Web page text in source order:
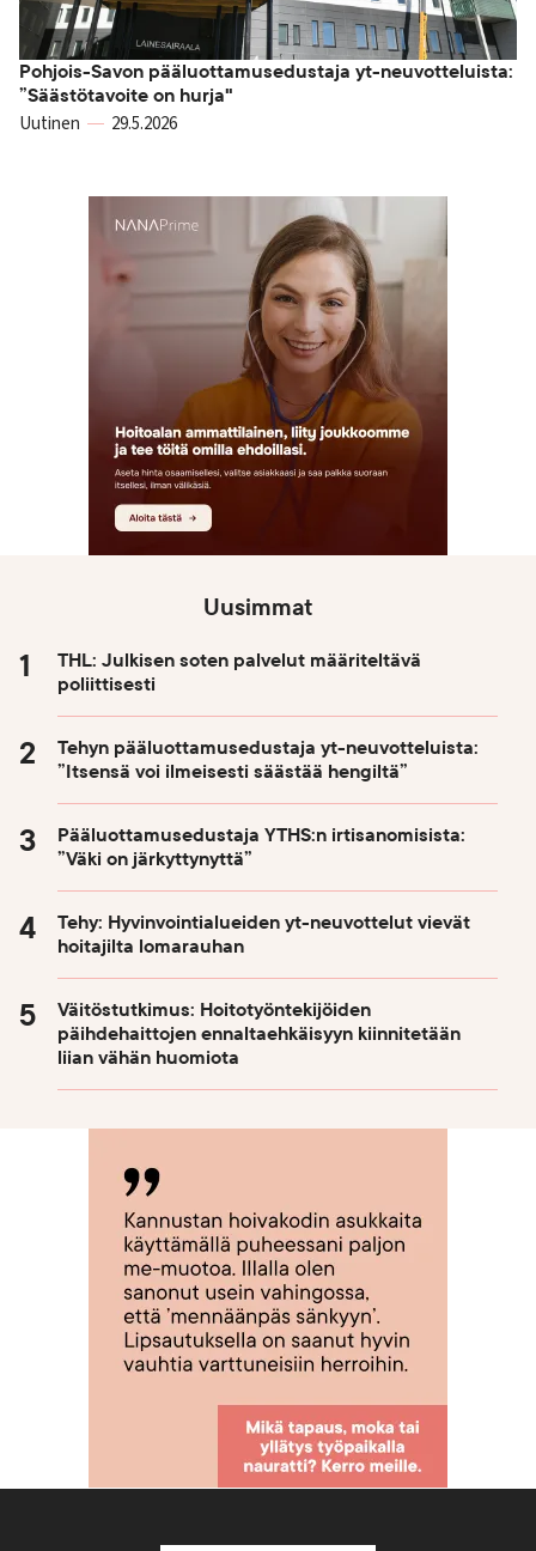
Pohjois-Savon pääluottamusedustaja yt-neuvotteluista:
”Säästötavoite on hurja"
Uutinen 29.5.2026
Uusimmat
THL: Julkisen soten palvelut määriteltävä
poliittisesti
Tehyn pääluottamusedustaja yt-neuvotteluista:
”Itsensä voi ilmeisesti säästää hengiltä”
Pääluottamusedustaja YTHS:n irtisanomisista:
”Väki on järkyttynyttä”
Tehy: Hyvinvointialueiden yt-neuvottelut vievät
hoitajilta lomarauhan
Väitöstutkimus: Hoitotyöntekijöiden
päihdehaittojen ennaltaehkäisyyn kiinnitetään
liian vähän huomiota